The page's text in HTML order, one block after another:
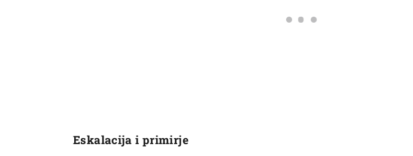
Eskalacija i primirje